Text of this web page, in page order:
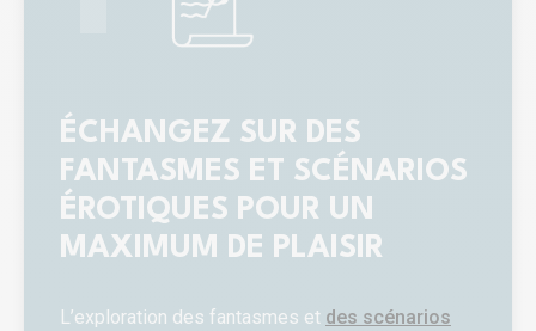
ÉCHANGEZ SUR DES
FANTASMES ET SCÉNARIOS
ÉROTIQUES POUR UN
MAXIMUM DE PLAISIR
L’exploration des fantasmes et des scénarios